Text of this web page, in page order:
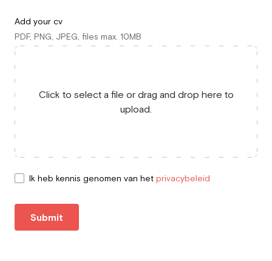
Add your cv
PDF, PNG, JPEG, files max. 10MB
Click to select a file or drag and drop here to
upload.
Ik heb kennis genomen van het privacybeleid
Submit